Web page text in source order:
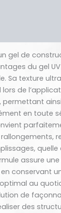
gel de
du gel
Sa texture
de
en toute
assure
conservant
au
de
des